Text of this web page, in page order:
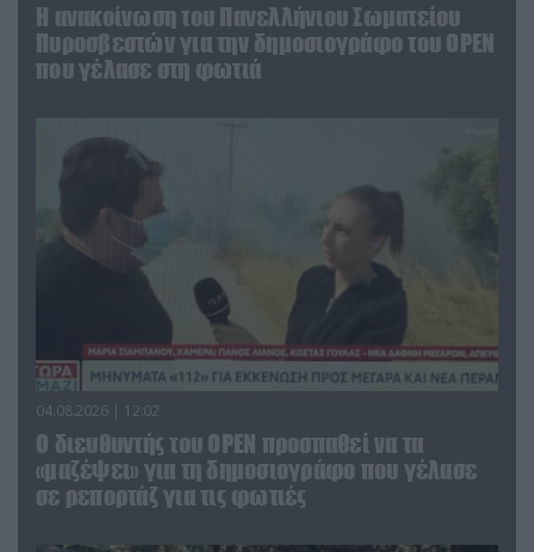
Η ανακοίνωση του Πανελλήνιου Σωματείου
Πυροσβεστών για την δημοσιογράφο του OPEN
που γέλασε στη φωτιά
04.08.2026 | 12:02
O διευθυντής του OPEN προσπαθεί να τα
«μαζέψει» για τη δημοσιογράφο που γέλασε
σε ρεπορτάζ για τις φωτιές